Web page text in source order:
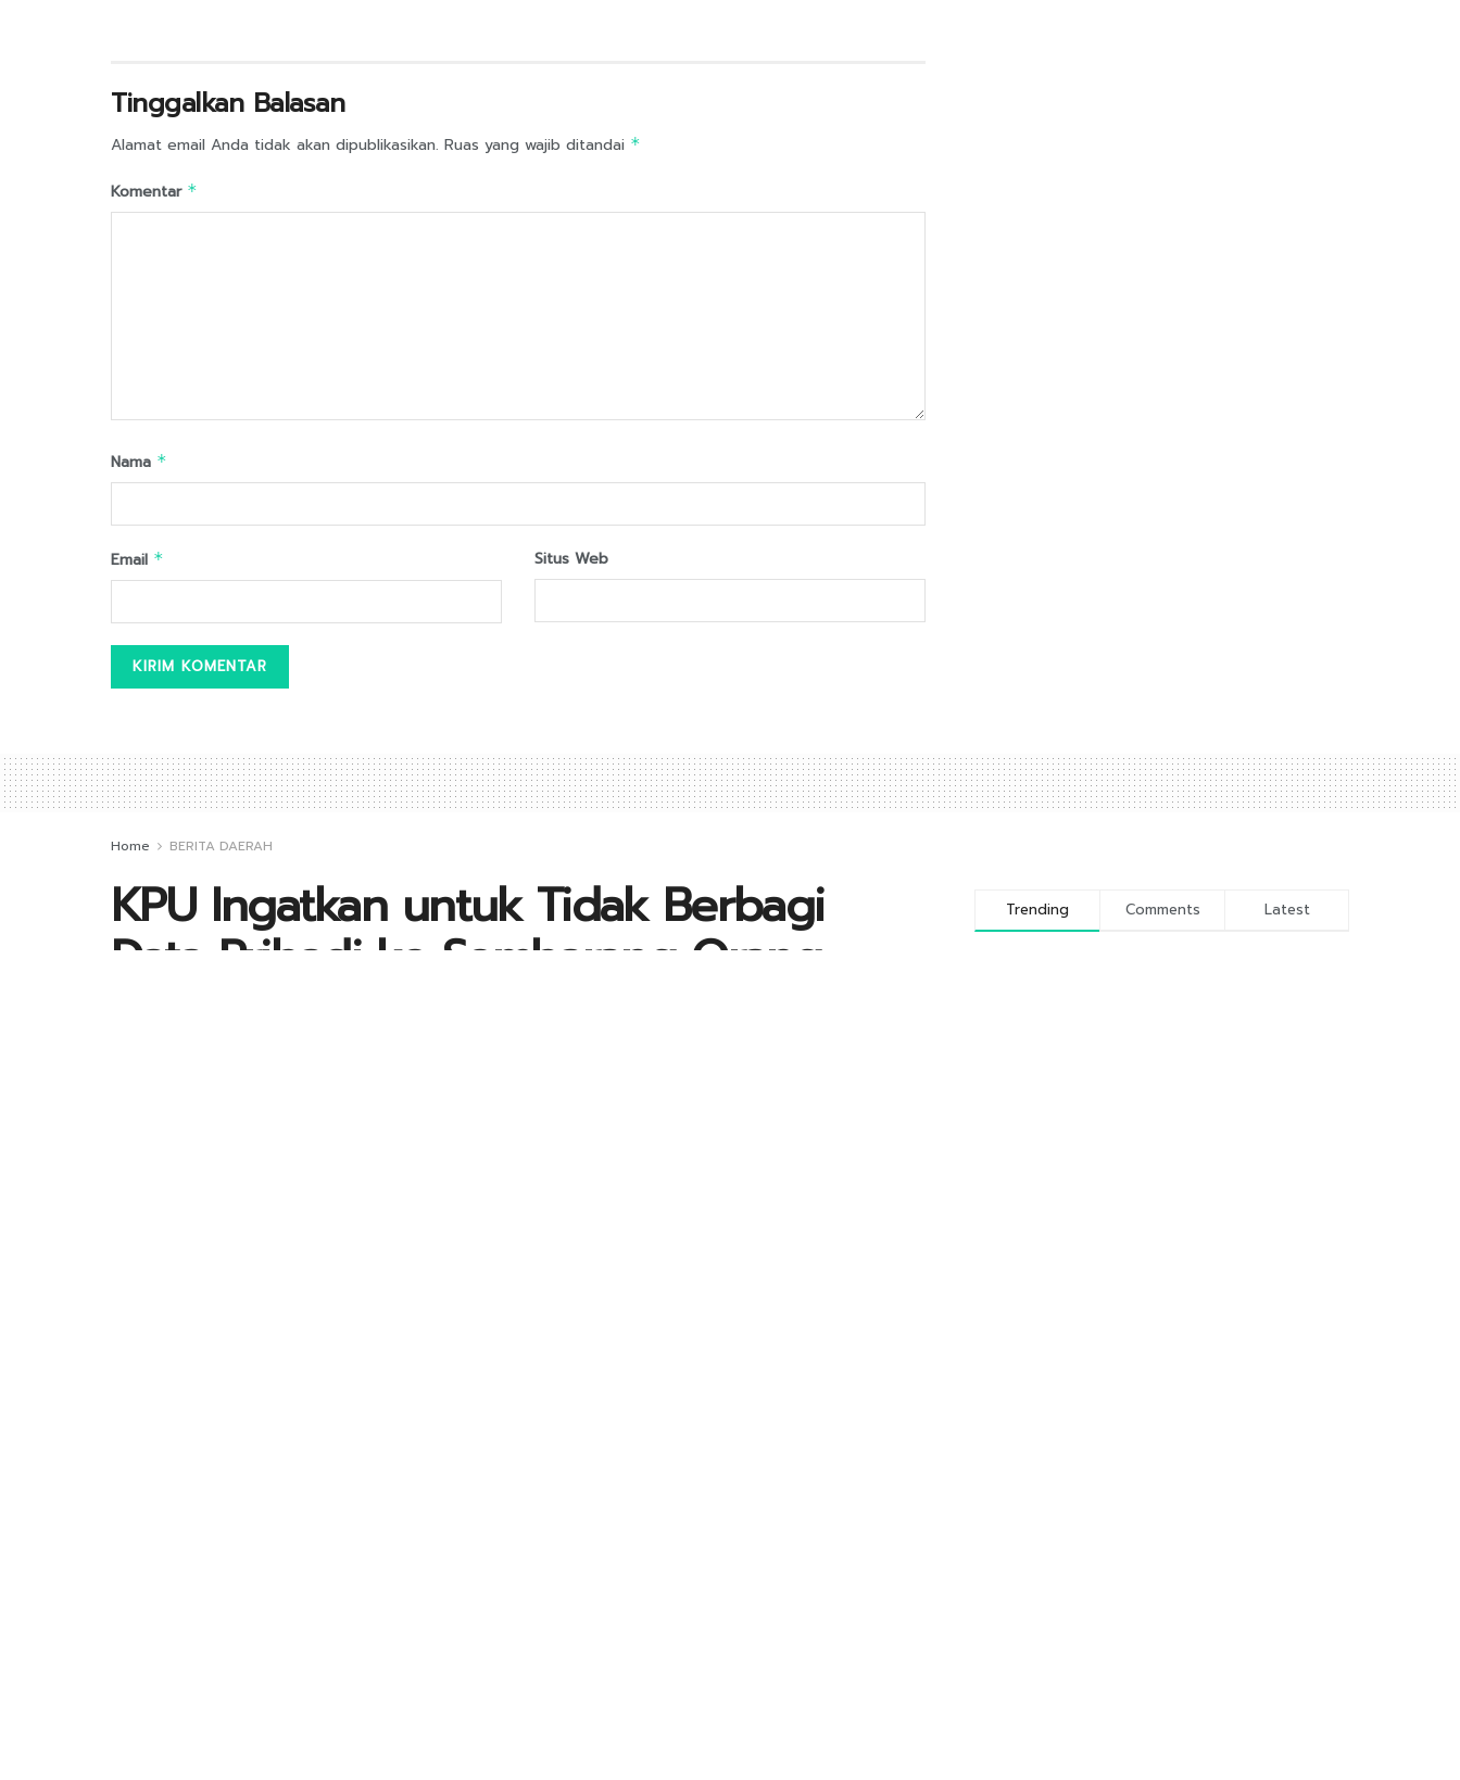
Tinggalkan Balasan
Alamat email Anda tidak akan dipublikasikan. Ruas yang wajib ditandai *
Komentar *
Nama *
Email * Situs Web
Home BERITA DAERAH
KPU Ingatkan untuk Tidak Berbagi
Data Pribadi ke Sembarang Orang
Trending Comments Latest